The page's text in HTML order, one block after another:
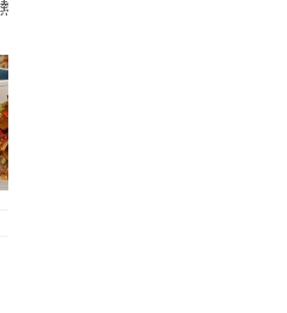
港城!品牌2021年創立,北京同成
既餐廳🍴 他們的湖南經典主菜